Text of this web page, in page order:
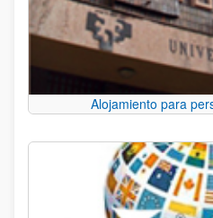
Alojamiento para